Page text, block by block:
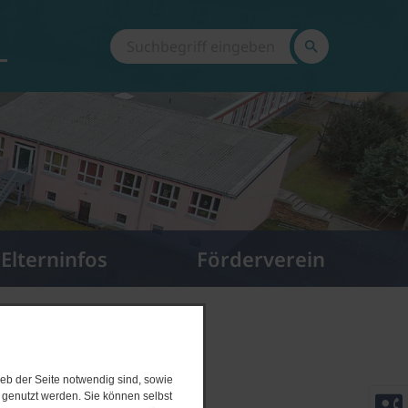
der Seite notwendig sind, sowie
werden. Sie können selbst
Elterninfos Förderverein